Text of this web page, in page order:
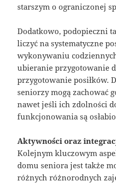
starszym o ograniczonej
Dodatkowo, podopieczni
liczyć na systematyczne
wykonywaniu
ubieranie przygotowanie
przygotowanie posiłków.
seniorzy mogą zachować
nawet jeśli ich zdolności
funkcjonowania są
Aktywności oraz
Kolejnym kluczowym
domu seniora jest także
różnych różnorodnych